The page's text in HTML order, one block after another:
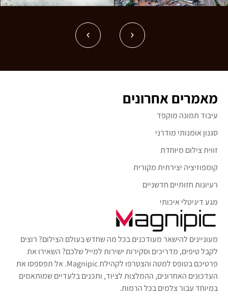
מאמרים אחרונים
עיבוד תמונה מוקפד
סגנון אומנותי מודרני
זווית צילום מיוחדת
קומפוזיציה יצירתית מקורית
רעיונות חזותיים חדשניים
מגע דיגיטלי איכותי
מעוניינים להישאר מעודכנים בכל מה שחדש בעולם הצילום? רוצים
לקבל טיפים, מדריכים וסקירות ישירות למייל שלכם? השאירו את
פרטיכם בטופס למטה והצטרפו לקהילת Magnipic. אל תפספסו את
העדכונים האחרונים, ההמלצות לציוד, ותכנים בלעדיים שמותאמים
במיוחד עבור צלמים בכל הרמות.